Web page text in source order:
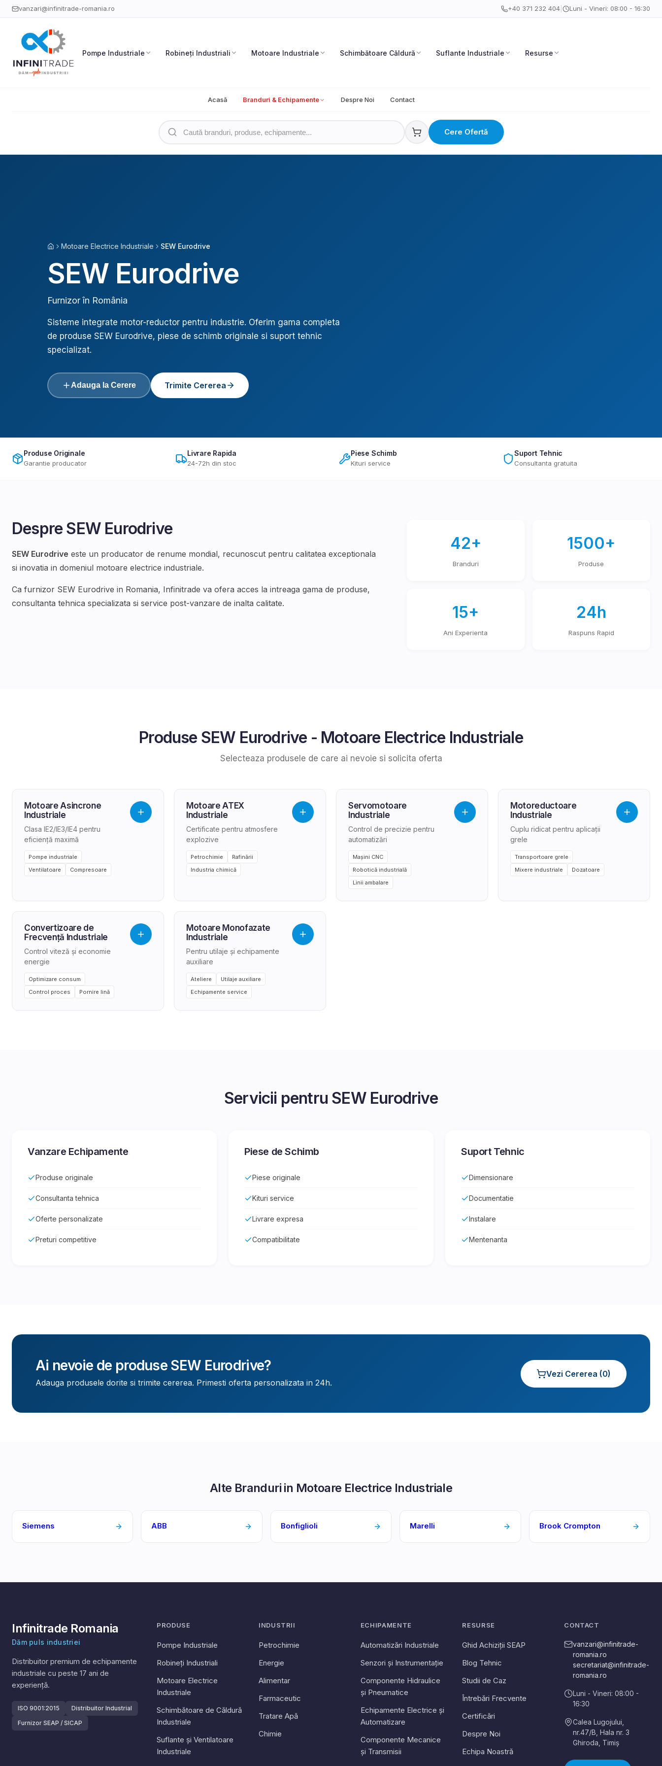
vanzari@infinitrade-romania.ro +40 371 232 404 Luni - Vineri: 08:00 - 16:30
Pompe Industriale Robineți Industriali Motoare Industriale Schimbătoare Căldură Suflante Industriale Resurse
Acasă Branduri & Echipamente Despre Noi Contact
Cere Ofertă
Acasă
Motoare Electrice Industriale SEW Eurodrive
SEW Eurodrive
Furnizor în România
Sisteme integrate motor-reductor pentru industrie. Oferim gama completa
de produse SEW Eurodrive, piese de schimb originale si suport tehnic
specializat.
Adauga la Cerere Trimite Cererea
Produse Originale
Garantie producator
Livrare Rapida
24-72h din stoc
Piese Schimb
Kituri service
Suport Tehnic
Consultanta gratuita
DespreSEW Eurodrive
SEW Eurodrive este un producator de renume mondial, recunoscut pentru calitatea exceptionala
si inovatia in domeniul motoare electrice industriale.
Ca furnizor SEW Eurodrive in Romania, Infinitrade va ofera acces la intreaga gama de produse,
consultanta tehnica specializata si service post-vanzare de inalta calitate.
42+
Branduri
1500+
Produse
15+
Ani Experienta
24h
Raspuns Rapid
Produse SEW Eurodrive- Motoare Electrice Industriale
Selecteaza produsele de care ai nevoie si solicita oferta
Motoare Asincrone
Industriale
Clasa IE2/IE3/IE4 pentru
eficiență maximă
Pompe industriale
Ventilatoare
Compresoare
Motoare ATEX
Industriale
Certificate pentru atmosfere
explozive
Petrochimie
Rafinării
Industria chimică
Servomotoare
Industriale
Control de precizie pentru
automatizări
Mașini CNC
Robotică industrială
Linii ambalare
Motoreductoare
Industriale
Cuplu ridicat pentru aplicații
grele
Transportoare grele
Mixere industriale
Dozatoare
Convertizoare de
Frecvență Industriale
Control viteză și economie
energie
Optimizare consum
Control proces
Pornire lină
Motoare Monofazate
Industriale
Pentru utilaje și echipamente
auxiliare
Ateliere
Utilaje auxiliare
Echipamente service
Servicii pentru SEW Eurodrive
Vanzare Echipamente
Produse originale
Consultanta tehnica
Oferte personalizate
Preturi competitive
Piese de Schimb
Piese originale
Kituri service
Livrare expresa
Compatibilitate
Suport Tehnic
Dimensionare
Documentatie
Instalare
Mentenanta
Ai nevoie de produse SEW Eurodrive?
Adauga produsele dorite si trimite cererea. Primesti oferta personalizata in 24h.
Vezi Cererea (0)
Alte Branduri in Motoare Electrice Industriale
Siemens ABB Bonfiglioli Marelli Brook Crompton
Infinitrade Romania
Dăm puls industriei
Distribuitor premium de echipamente
industriale cu peste 17 ani de
experiență.
ISO 9001:2015
Distribuitor Industrial
Furnizor SEAP / SICAP
PRODUSE
Pompe Industriale
Robineți Industriali
Motoare Electrice
Industriale
Schimbătoare de Căldură
Industriale
Suflante și Ventilatoare
Industriale
INDUSTRII
Petrochimie
Energie
Alimentar
Farmaceutic
Tratare Apă
Chimie
ECHIPAMENTE
Automatizări Industriale
Senzori și Instrumentație
Componente Hidraulice
și Pneumatice
Echipamente Electrice și
Automatizare
Componente Mecanice
și Transmisii
RESURSE
Ghid Achiziții SEAP
Blog Tehnic
Studii de Caz
Întrebări Frecvente
Certificări
Despre Noi
Echipa Noastră
CONTACT
vanzari@infinitrade-
romania.ro
secretariat@infinitrade-
romania.ro
Luni - Vineri: 08:00 -
16:30
Calea Lugojului,
nr.47/B, Hala nr. 3
Ghiroda Timiș